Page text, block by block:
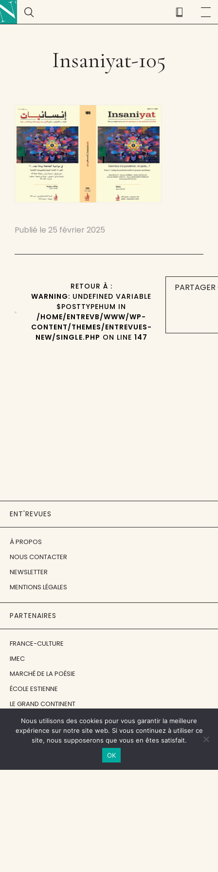
Insaniyat-105
Publié le 25 février 2025
RETOUR À :
WARNING: UNDEFINED VARIABLE
$POSTTYPEHUM IN
/HOME/ENTREVB/WWW/WP-
CONTENT/THEMES/ENTREVUES-
NEW/SINGLE.PHP ON LINE 147
ENT'REVUES
À PROPOS
NOUS CONTACTER
NEWSLETTER
MENTIONS LÉGALES
PARTENAIRES
FRANCE-CULTURE
IMEC
MARCHÉ DE LA POÉSIE
ÉCOLE ESTIENNE
LE GRAND CONTINENT
DIACRITIK
EN ATTENDANT NADEAU
Nous utilisons des cookies pour vous garantir la meilleure
expérience sur notre site web. Si vous continuez à utiliser ce
site, nous supposerons que vous en êtes satisfait.
OK